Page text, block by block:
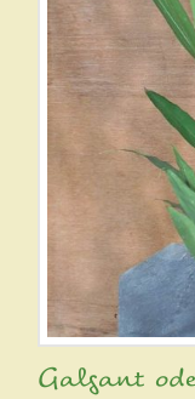
Galgant